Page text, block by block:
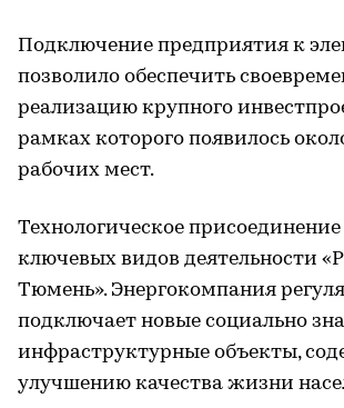
Подключение предприятия к
позволило обеспечить
реализацию крупного
рамках которого появилось
рабочих мест.
Технологическое
ключевых видов деятельности
Тюмень». Энергокомпания
подключает новые социально
инфраструктурные объекты,
улучшению качества жизни